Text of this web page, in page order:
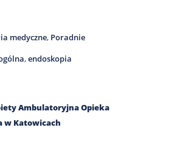
medyczne, Poradnie
,endoskopia
Ambulatoryjna Opieka
w Katowicach